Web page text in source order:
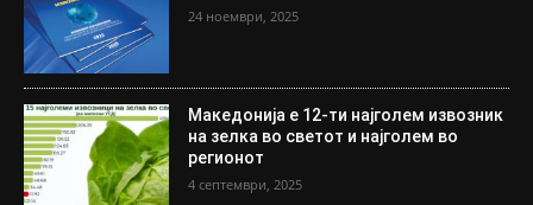
24 ноември, 2025
Македонија е 12-ти најголем извозник
на зелка во светот и најголем во
регионот
4 септември, 2025